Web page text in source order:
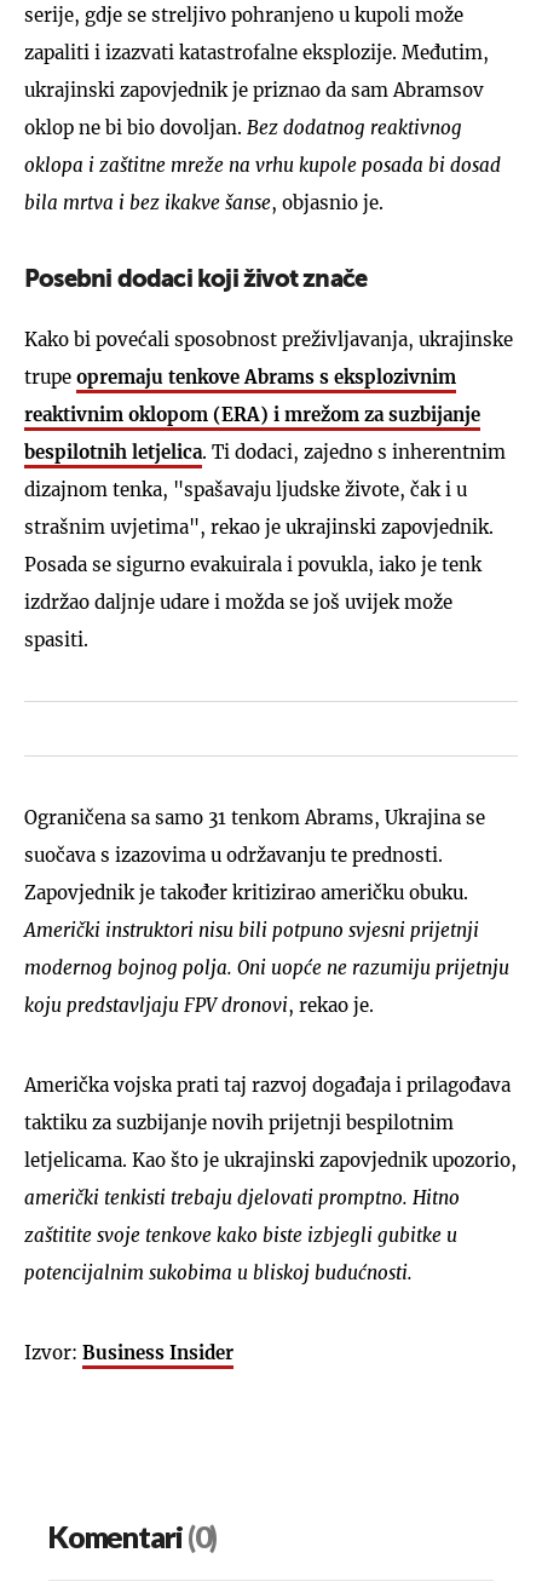
serije, gdje se streljivo pohranjeno u kupoli može
zapaliti i izazvati katastrofalne eksplozije. Međutim,
ukrajinski zapovjednik je priznao da sam Abramsov
oklop ne bi bio dovoljan. Bez dodatnog reaktivnog
oklopa i zaštitne mreže na vrhu kupole posada bi dosad
bila mrtva i bez ikakve šanse, objasnio je.
Posebni dodaci koji život znače
Kako bi povećali sposobnost preživljavanja, ukrajinske
trupe opremaju tenkove Abrams s eksplozivnim
reaktivnim oklopom (ERA) i mrežom za suzbijanje
bespilotnih letjelica. Ti dodaci, zajedno s inherentnim
dizajnom tenka, "spašavaju ljudske živote, čak i u
strašnim uvjetima", rekao je ukrajinski zapovjednik.
Posada se sigurno evakuirala i povukla, iako je tenk
izdržao daljnje udare i možda se još uvijek može
spasiti.
Ograničena sa samo 31 tenkom Abrams, Ukrajina se
suočava s izazovima u održavanju te prednosti.
Zapovjednik je također kritizirao američku obuku.
Američki instruktori nisu bili potpuno svjesni prijetnji
modernog bojnog polja. Oni uopće ne razumiju prijetnju
koju predstavljaju FPV dronovi, rekao je.
Američka vojska prati taj razvoj događaja i prilagođava
taktiku za suzbijanje novih prijetnji bespilotnim
letjelicama. Kao što je ukrajinski zapovjednik upozorio,
američki tenkisti trebaju djelovati promptno. Hitno
zaštitite svoje tenkove kako biste izbjegli gubitke u
potencijalnim sukobima u bliskoj budućnosti.
Izvor: Business Insider
Komentari(0)